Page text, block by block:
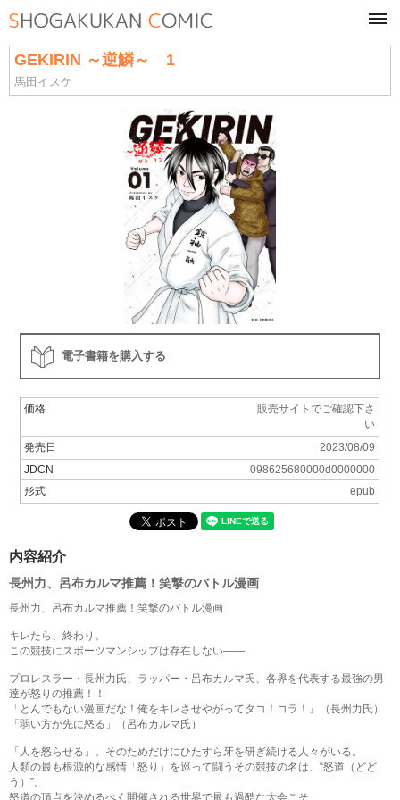
GEKIRIN ～逆鱗～ 1
馬田イスケ
電子書籍を購入する
価格
販売サイトでご確認下さ
い
発売日
2023/08/09
JDCN
098625680000d0000000
形式
epub
内容紹介
長州力、呂布カルマ推薦！笑撃のバトル漫画
長州力、呂布カルマ推薦！笑撃のバトル漫画
キレたら、終わり。
この競技にスポーツマンシップは存在しない――
プロレスラー・長州力氏、ラッパー・呂布カルマ氏、各界を代表する最強の男
達が怒りの推薦！！
「とんでもない漫画だな！俺をキレさせやがってタコ！コラ！」（長州力氏）
「弱い方が先に怒る」（呂布カルマ氏）
「人を怒らせる」。そのためだけにひたすら牙を研ぎ続ける人々がいる。
人類の最も根源的な感情「怒り」を巡って闘うその競技の名は、“怒道（どど
う）”。
怒道の頂点を決めるべく開催される世界で最も過酷な大会こそ